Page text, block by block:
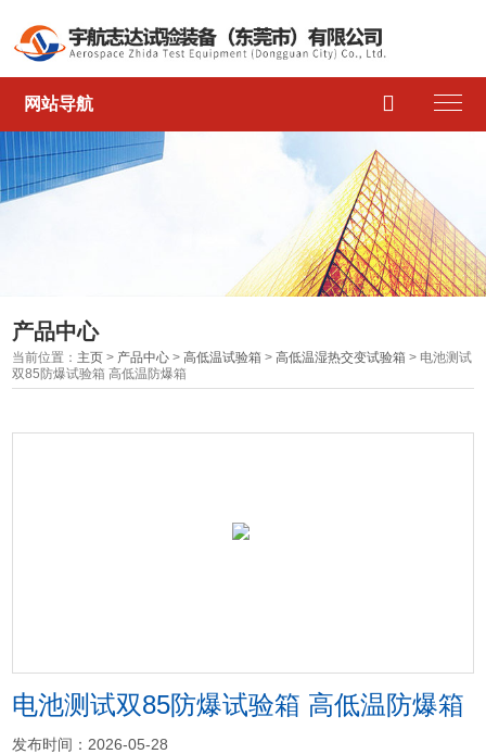
网站导航 
产品中心
当前位置： 主页 > 产品中心 >高低温试验箱 >高低温湿热交变试验箱 > 电池测试
双85防爆试验箱 高低温防爆箱
电池测试双85防爆试验箱 高低温防爆箱
发布时间：2026-05-28